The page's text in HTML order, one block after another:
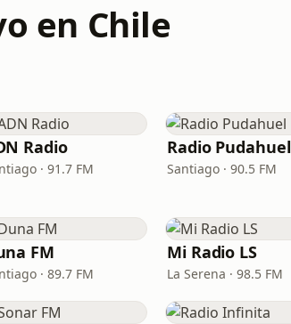
en Chile
Radio
· 91.7 FM
Radio Pudahuel
Santiago · 90.5 FM
FM
· 89.7 FM
Mi Radio LS
La Serena · 98.5 FM